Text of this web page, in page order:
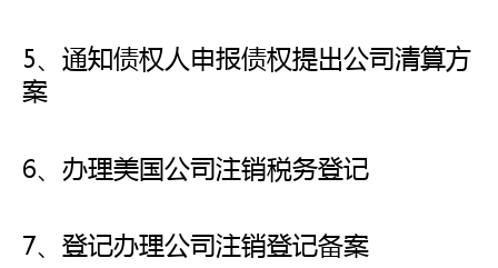
5、通知债权人申报债权提出公司清算方
案
6、办理美国公司注销税务登记
7、登记办理公司注销登记备案